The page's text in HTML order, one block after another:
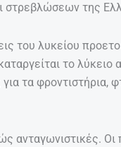
στρεβλώσεων της
του λυκείου
το λύκειο
τα φροντιστήρια,
ανταγωνιστικές.